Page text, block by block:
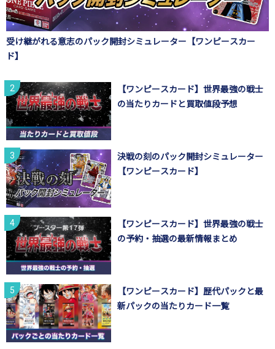
受け継がれる意志のパック開封シミュレーター【ワンピースカー
ド】
【ワンピースカード】世界最強の戦士
の当たりカードと買取値段予想
決戦の刻のパック開封シミュレーター
【ワンピースカード】
【ワンピースカード】世界最強の戦士
の予約・抽選の最新情報まとめ
【ワンピースカード】歴代パックと最
新パックの当たりカード一覧